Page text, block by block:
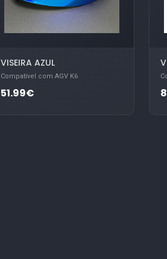
VISEIRA AZUL
Compatível com AGV K6
51.99€